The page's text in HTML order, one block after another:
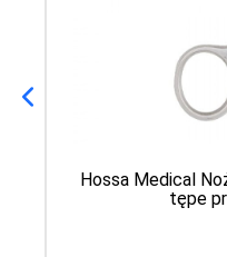
Hossa Medical
tępe